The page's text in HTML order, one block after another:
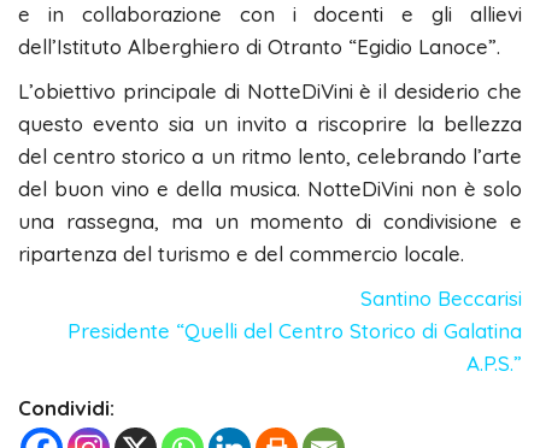
e in collaborazione con i docenti e gli allievi
dell’Istituto Alberghiero di Otranto “Egidio Lanoce”.
L’obiettivo principale di NotteDiVini è il desiderio che
questo evento sia un invito a riscoprire la bellezza
del centro storico a un ritmo lento, celebrando l’arte
del buon vino e della musica. NotteDiVini non è solo
una rassegna, ma un momento di condivisione e
ripartenza del turismo e del commercio locale.
Santino Beccarisi
Presidente “Quelli del Centro Storico di Galatina
A.P.S.”
Condividi: